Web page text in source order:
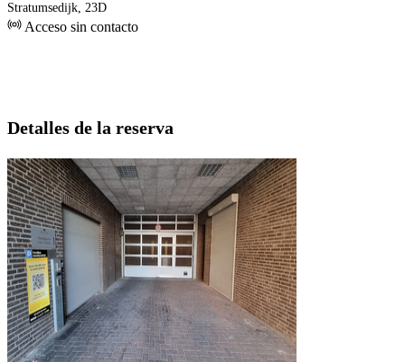
Stratumsedijk, 23D
Acceso sin contacto
Detalles de la reserva